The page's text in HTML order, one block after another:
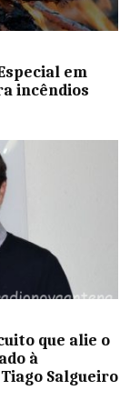
em
incêndios
que alie o
à
Salgueiro